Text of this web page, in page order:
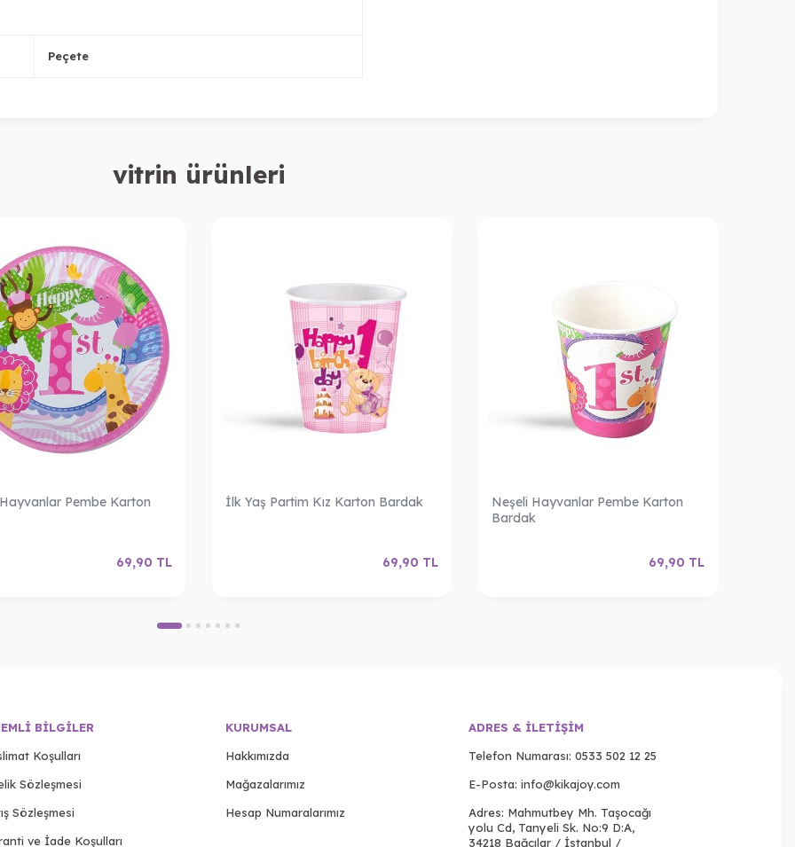
Peçete
vitrin ürünleri
Pembe Karton
69,90 TL
İlk Yaş Partim Kız Karton Bardak
69,90 TL
Neşeli Hayvanlar Pembe Karton
Bardak
69,90 TL
BILGILER
Koşulları
Sözleşmesi
Sözleşmesi
ve İade Koşulları
KURUMSAL
Hakkımızda
Mağazalarımız
Hesap Numaralarımız
ADRES & İLETIŞIM
Telefon Numarası: 0533 502 12 25
E-Posta: info@kikajoy.com
Adres: Mahmutbey Mh. Taşocağı
yolu Cd, Tanyeli Sk. No:9 D:A,
34218 Bağcılar / İstanbul /